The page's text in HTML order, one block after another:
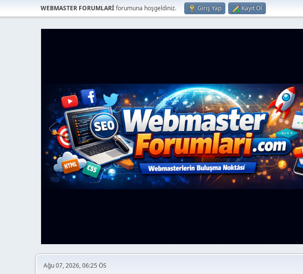
WEBMASTER FORUMLARİforumuna hoşgeldiniz. Giriş Yap Kayıt Ol
Ağu 07, 2026, 06:25 ÖS